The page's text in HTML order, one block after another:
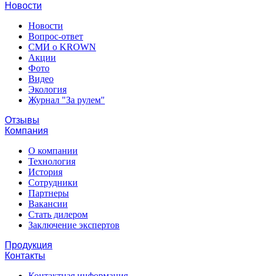
Новости
Новости
Вопрос-ответ
СМИ о KROWN
Акции
Фото
Видео
Экология
Журнал "За рулем"
Отзывы
Компания
О компании
Технология
История
Сотрудники
Партнеры
Вакансии
Стать дилером
Заключение экспертов
Продукция
Контакты